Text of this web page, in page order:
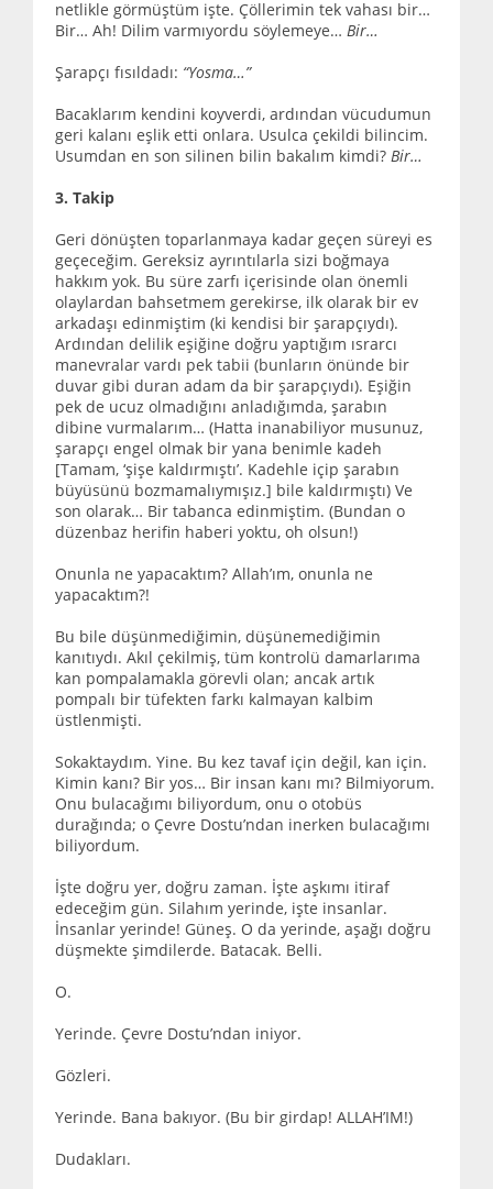
netlikle görmüştüm işte. Çöllerimin tek vahası bir…
Bir… Ah! Dilim varmıyordu söylemeye… Bir…
Şarapçı fısıldadı: “Yosma…”
Bacaklarım kendini koyverdi, ardından vücudumun
geri kalanı eşlik etti onlara. Usulca çekildi bilincim.
Usumdan en son silinen bilin bakalım kimdi? Bir…
3. Takip
Geri dönüşten toparlanmaya kadar geçen süreyi es
geçeceğim. Gereksiz ayrıntılarla sizi boğmaya
hakkım yok. Bu süre zarfı içerisinde olan önemli
olaylardan bahsetmem gerekirse, ilk olarak bir ev
arkadaşı edinmiştim (ki kendisi bir şarapçıydı).
Ardından delilik eşiğine doğru yaptığım ısrarcı
manevralar vardı pek tabii (bunların önünde bir
duvar gibi duran adam da bir şarapçıydı). Eşiğin
pek de ucuz olmadığını anladığımda, şarabın
dibine vurmalarım… (Hatta inanabiliyor musunuz,
şarapçı engel olmak bir yana benimle kadeh
[Tamam, ‘şişe kaldırmıştı’. Kadehle içip şarabın
büyüsünü bozmamalıymışız.] bile kaldırmıştı) Ve
son olarak… Bir tabanca edinmiştim. (Bundan o
düzenbaz herifin haberi yoktu, oh olsun!)
Onunla ne yapacaktım? Allah’ım, onunla ne
yapacaktım?!
Bu bile düşünmediğimin, düşünemediğimin
kanıtıydı. Akıl çekilmiş, tüm kontrolü damarlarıma
kan pompalamakla görevli olan; ancak artık
pompalı bir tüfekten farkı kalmayan kalbim
üstlenmişti.
Sokaktaydım. Yine. Bu kez tavaf için değil, kan için.
Kimin kanı? Bir yos… Bir insan kanı mı? Bilmiyorum.
Onu bulacağımı biliyordum, onu o otobüs
durağında; o Çevre Dostu’ndan inerken bulacağımı
biliyordum.
İşte doğru yer, doğru zaman. İşte aşkımı itiraf
edeceğim gün. Silahım yerinde, işte insanlar.
İnsanlar yerinde! Güneş. O da yerinde, aşağı doğru
düşmekte şimdilerde. Batacak. Belli.
O.
Yerinde. Çevre Dostu’ndan iniyor.
Gözleri.
Yerinde. Bana bakıyor. (Bu bir girdap! ALLAH’IM!)
Dudakları.